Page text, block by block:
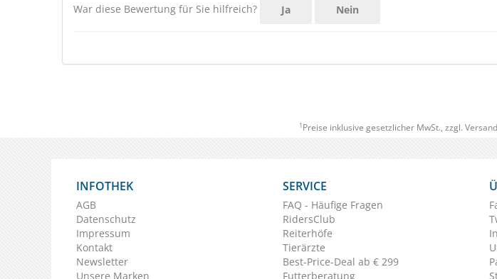
War diese Bewertung für Sie hilfreich? Ja Nein
1 Preise inklusive gesetzlicher MwSt., zzgl.
INFOTHEK
AGB
Datenschutz
Impressum
Kontakt
Newsletter
Unsere Marken
SERVICE
FAQ - Häufige Fragen
RidersClub
Reiterhöfe
Tierärzte
Best-Price-Deal ab € 299
Futterberatung